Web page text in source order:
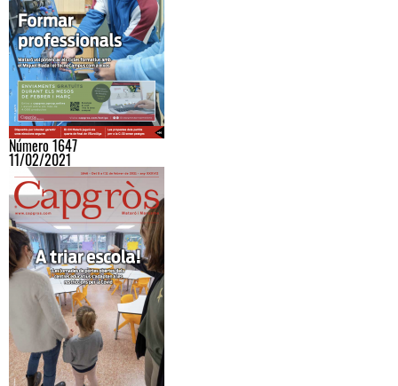
Número 1647
11/02/2021